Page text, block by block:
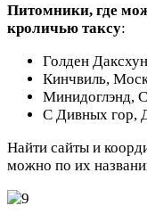
Питомники, где
кроличью таксу:
Голден
Кинчвиль,
Минидоглэнд,
С Дивных гор,
Найти сайты и
можно по их